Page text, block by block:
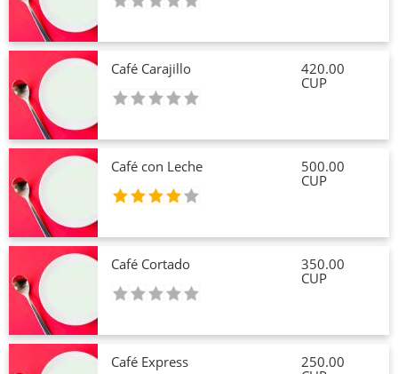
Café Carajillo
420.00
CUP
Café con Leche
500.00
CUP
Café Cortado
350.00
CUP
Café Express
250.00